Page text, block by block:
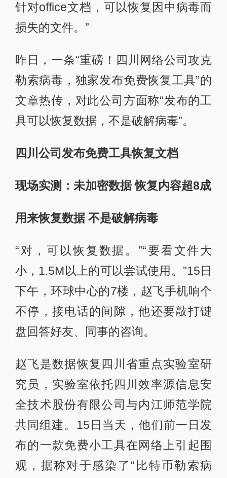
针对office文档，可以恢复因中病毒而
损失的文件。”
昨日，一条“重磅！四川网络公司攻克
勒索病毒，独家发布免费恢复工具”的
文章热传，对此公司方面称“发布的工
具可以恢复数据，不是破解病毒”。
四川公司发布免费工具恢复文档
现场实测：未加密数据 恢复内容超8成
用来恢复数据 不是破解病毒
“对，可以恢复数据。”“要看文件大
小，1.5M以上的可以尝试使用。”15日
下午，环球中心的7楼，赵飞手机响个
不停，接电话的间隙，他还要敲打键
盘回答好友、同事的咨询。
赵飞是数据恢复四川省重点实验室研
究员，实验室依托四川效率源信息安
全技术股份有限公司与内江师范学院
共同组建。15日当天，他们前一日发
布的一款免费小工具在网络上引起围
观，据称对于感染了“比特币勒索病